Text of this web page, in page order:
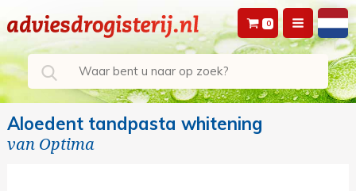
0
Aloedent tandpasta whitening
van Optima